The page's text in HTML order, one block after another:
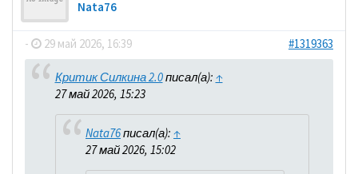
Nata76
- 29 май 2026, 16:39 #1319363
Критик Силкина 2.0писал(а): ↑
27 май 2026, 15:23
Nata76писал(а): ↑
27 май 2026, 15:02